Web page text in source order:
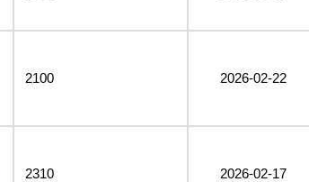
2100 2026-02-22
2310 2026-02-17